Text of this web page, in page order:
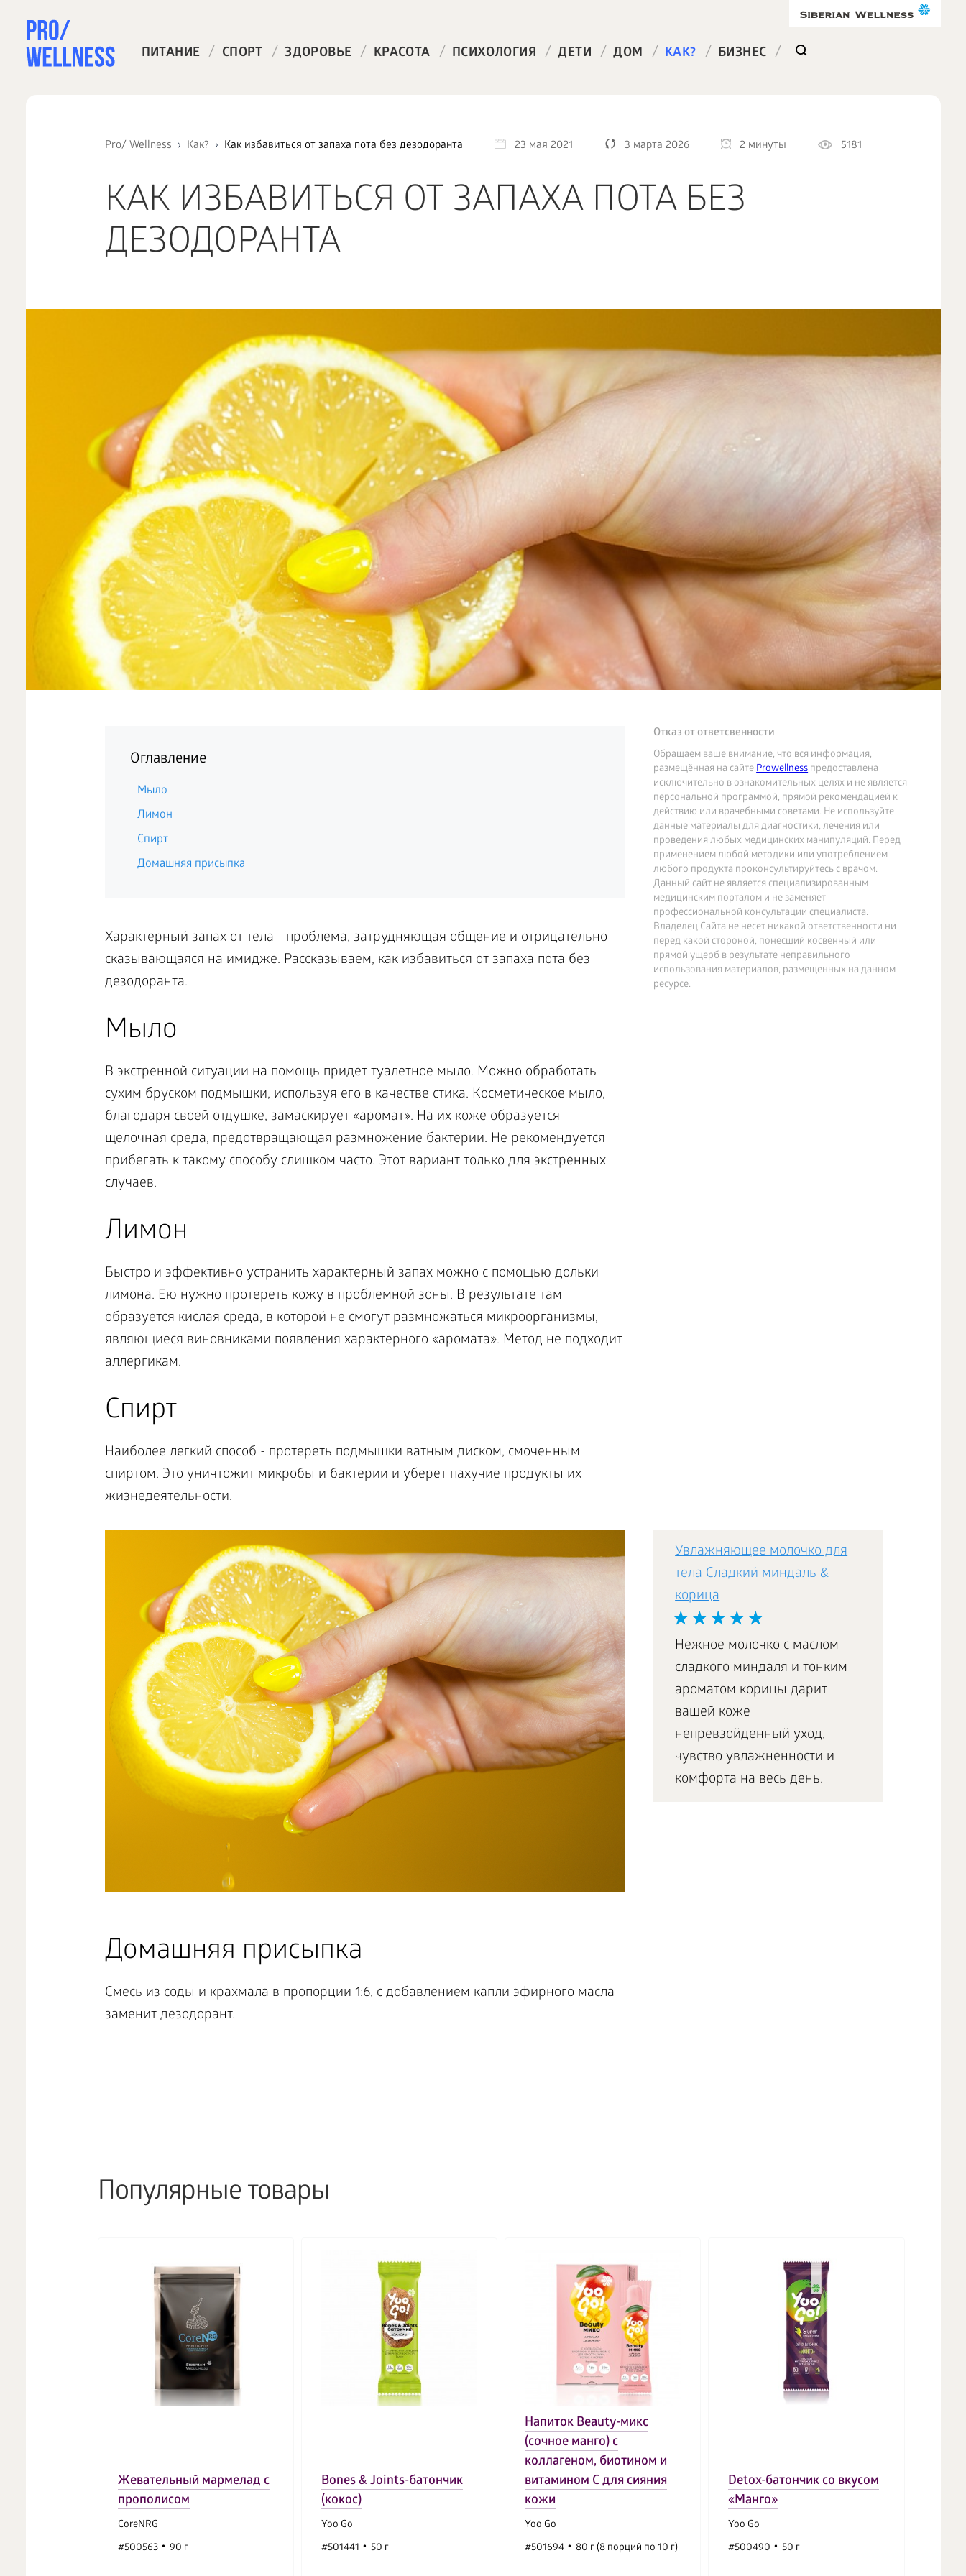
ПИТАНИЕ / СПОРТ / ЗДОРОВЬЕ / КРАСОТА / ПСИХОЛОГИЯ / ДЕТИ / ДОМ / КАК? / БИЗНЕС /
Pro/ Wellness Как? Как избавиться от запаха пота без дезодоранта 23 мая 2021 3 марта 2026 2 минуты 5181
КАК ИЗБАВИТЬСЯ ОТ ЗАПАХА ПОТА БЕЗ
ДЕЗОДОРАНТА
Отказ от ответсвенности
Обращаем ваше внимание, что вся информация,
размещённая на сайтеProwellnessпредоставлена
исключительно в ознакомительных целях и не является
персональной программой, прямой рекомендацией к
действию или врачебными советами. Не используйте
данные материалы для диагностики, лечения или
проведения любых медицинских манипуляций. Перед
применением любой методики или употреблением
любого продукта проконсультируйтесь с врачом.
Данный сайт не является специализированным
медицинским порталом и не заменяет
профессиональной консультации специалиста.
Владелец Сайта не несет никакой ответственности ни
перед какой стороной, понесший косвенный или
прямой ущерб в результате неправильного
использования материалов, размещенных на данном
ресурсе.
Оглавление
Мыло
Лимон
Спирт
Домашняя присыпка
Характерный запах от тела - проблема, затрудняющая общение и отрицательно
сказывающаяся на имидже. Рассказываем, как избавиться от запаха пота без
дезодоранта.
Мыло
В экстренной ситуации на помощь придет туалетное мыло. Можно обработать
сухим бруском подмышки, используя его в качестве стика. Косметическое мыло,
благодаря своей отдушке, замаскирует «аромат». На их коже образуется
щелочная среда, предотвращающая размножение бактерий. Не рекомендуется
прибегать к такому способу слишком часто. Этот вариант только для экстренных
случаев.
Лимон
Быстро и эффективно устранить характерный запах можно с помощью дольки
лимона. Ею нужно протереть кожу в проблемной зоны. В результате там
образуется кислая среда, в которой не смогут размножаться микроорганизмы,
являющиеся виновниками появления характерного «аромата». Метод не подходит
аллергикам.
Спирт
Наиболее легкий способ - протереть подмышки ватным диском, смоченным
спиртом. Это уничтожит микробы и бактерии и уберет пахучие продукты их
жизнедеятельности.
Увлажняющее молочко для
тела Сладкий миндаль &
корица
Нежное молочко с маслом
сладкого миндаля и тонким
ароматом корицы дарит
вашей коже
непревзойденный уход,
чувство увлажненности и
комфорта на весь день.
Домашняя присыпка
Смесь из соды и крахмала в пропорции 1:6, с добавлением капли эфирного масла
заменит дезодорант.
Популярные товары
Жевательный мармелад с
прополисом
CoreNRG
#500563
90 г
Bones & Joints-батончик
(кокос)
Yoo Gо
#501441
50 г
Напиток Beauty-микс
(сочное манго) с
коллагеном, биотином и
витамином С для сияния
кожи
Yoo Gо
#501694
80 г (8 порций по 10 г)
Detox-батончик со вкусом
«Манго»
Yoo Gо
#500490
50 г